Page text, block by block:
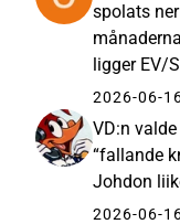
spolats
ligger EV/
med en
för 2026
2026-06-
VD:n
“fallande
Johdon